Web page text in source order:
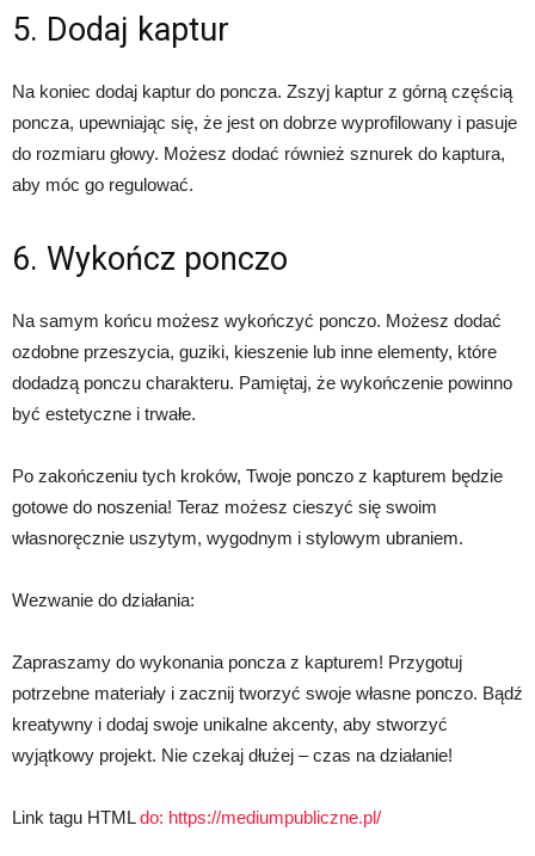
5. Dodaj kaptur
Na koniec dodaj kaptur do poncza. Zszyj kaptur z górną częścią
poncza, upewniając się, że jest on dobrze wyprofilowany i pasuje
do rozmiaru głowy. Możesz dodać również sznurek do kaptura,
aby móc go regulować.
6. Wykończ ponczo
Na samym końcu możesz wykończyć ponczo. Możesz dodać
ozdobne przeszycia, guziki, kieszenie lub inne elementy, które
dodadzą ponczu charakteru. Pamiętaj, że wykończenie powinno
być estetyczne i trwałe.
Po zakończeniu tych kroków, Twoje ponczo z kapturem będzie
gotowe do noszenia! Teraz możesz cieszyć się swoim
własnoręcznie uszytym, wygodnym i stylowym ubraniem.
Wezwanie do działania:
Zapraszamy do wykonania poncza z kapturem! Przygotuj
potrzebne materiały i zacznij tworzyć swoje własne ponczo. Bądź
kreatywny i dodaj swoje unikalne akcenty, aby stworzyć
wyjątkowy projekt. Nie czekaj dłużej – czas na działanie!
Link tagu HTMLdo: https://mediumpubliczne.pl/